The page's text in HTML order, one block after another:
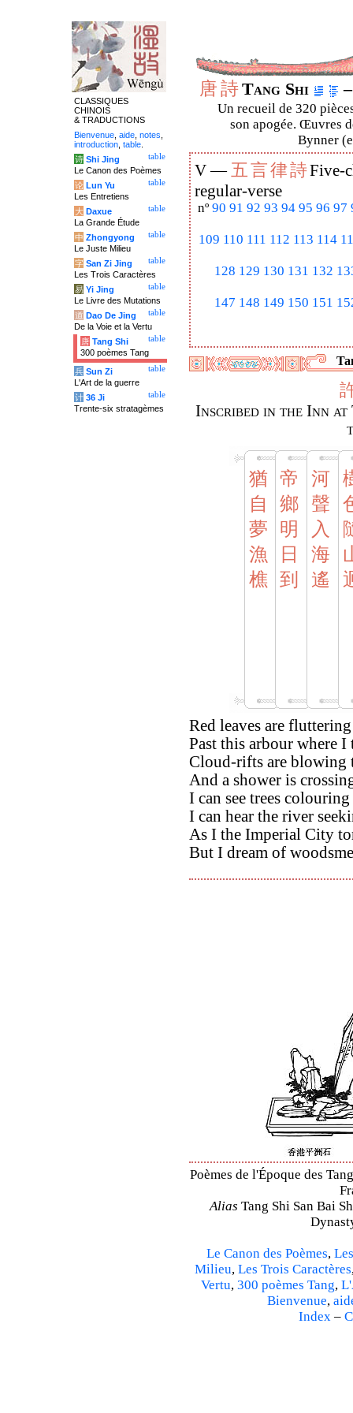
唐詩Tang Shi
Un recueil de 320
son apogée. Œuvres
Bynner
V —五言律詩Five-
regular-verse
nº 90 91 92 93 94 95 96 97
109 110 111 112 113 114
128 129 130 131 132
147 148 149 150 151
Inscribed in the Inn at
猶
自
夢
漁
樵
帝
鄉
明
日
到
河
聲
入
海
遙
Red leaves are
Past this arbour where
Cloud-rifts are blowing
And a shower is
I can see trees
I can hear the river
As I the Imperial City
But I dream of
Poèmes de l'Époque des
Alias Tang Shi San Bai
Le Canon des Poèmes,
Milieu, Les Trois Caractères
Vertu, 300 poèmes Tang,
Bienvenue,
Index–
CLASSIQUES
CHINOIS
& TRADUCTIONS
Bienvenue aide notes
introduction table
table
诗 Shi Jing
Le Canon des Poèmes
table
论 Lun Yu
Les Entretiens
table
大 Daxue
La Grande Étude
table
中 Zhongyong
Le Juste Milieu
table
字 San Zi Jing
Les Trois Caractères
table
易 Yi Jing
Le Livre des Mutations
table
道 Dao De Jing
De la Voie et la Vertu
table
唐 Tang Shi
300 poèmes Tang
table
兵 Sun Zi
L'Art de la guerre
table
计 36 Ji
Trente-six stratagèmes